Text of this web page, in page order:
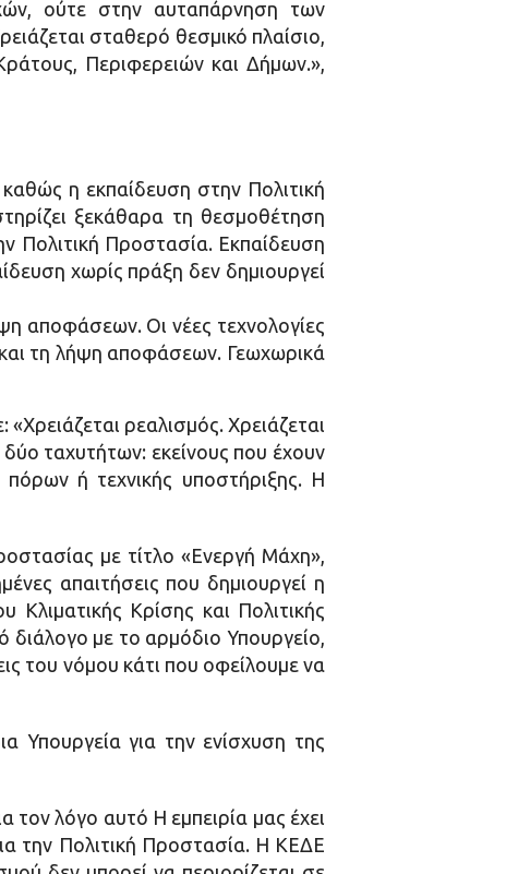
ούτε στην αυταπάρνηση των
σταθερό θεσμικό πλαίσιο,
Περιφερειών και Δήμων.»,
η εκπαίδευση στην Πολιτική
ξεκάθαρα τη θεσμοθέτηση
Πολιτική Προστασία. Εκπαίδευση
χωρίς πράξη δεν δημιουργεί
αποφάσεων. Οι νέες τεχνολογίες
τη λήψη αποφάσεων. Γεωχωρικά
ρεαλισμός. Χρειάζεται
ταχυτήτων: εκείνους που έχουν
ή τεχνικής υποστήριξης. Η
με τίτλο «Ενεργή Μάχη»,
απαιτήσεις που δημιουργεί η
Κρίσης και Πολιτικής
διάλογο με το αρμόδιο Υπουργείο,
του νόμου κάτι που οφείλουμε να
Υπουργεία για την ενίσχυση της
τον λόγο αυτό Η εμπειρία μας έχει
την Πολιτική Προστασία. Η ΚΕΔΕ